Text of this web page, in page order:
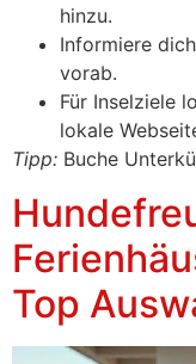
hinzu.
Informiere
vorab.
Für Inselziele
lokale
Tipp: Buche
Top